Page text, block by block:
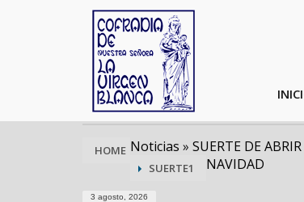
HOME Noticias » SUERTE DE
NAVIDAD
SUERTE1
3 agosto, 2026